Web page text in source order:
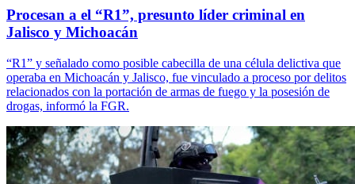
Procesan a el “R1”, presunto líder criminal en
Jalisco y Michoacán
“R1” y señalado como posible cabecilla de una célula delictiva que
operaba en Michoacán y Jalisco, fue vinculado a proceso por delitos
relacionados con la portación de armas de fuego y la posesión de
drogas, informó la FGR.